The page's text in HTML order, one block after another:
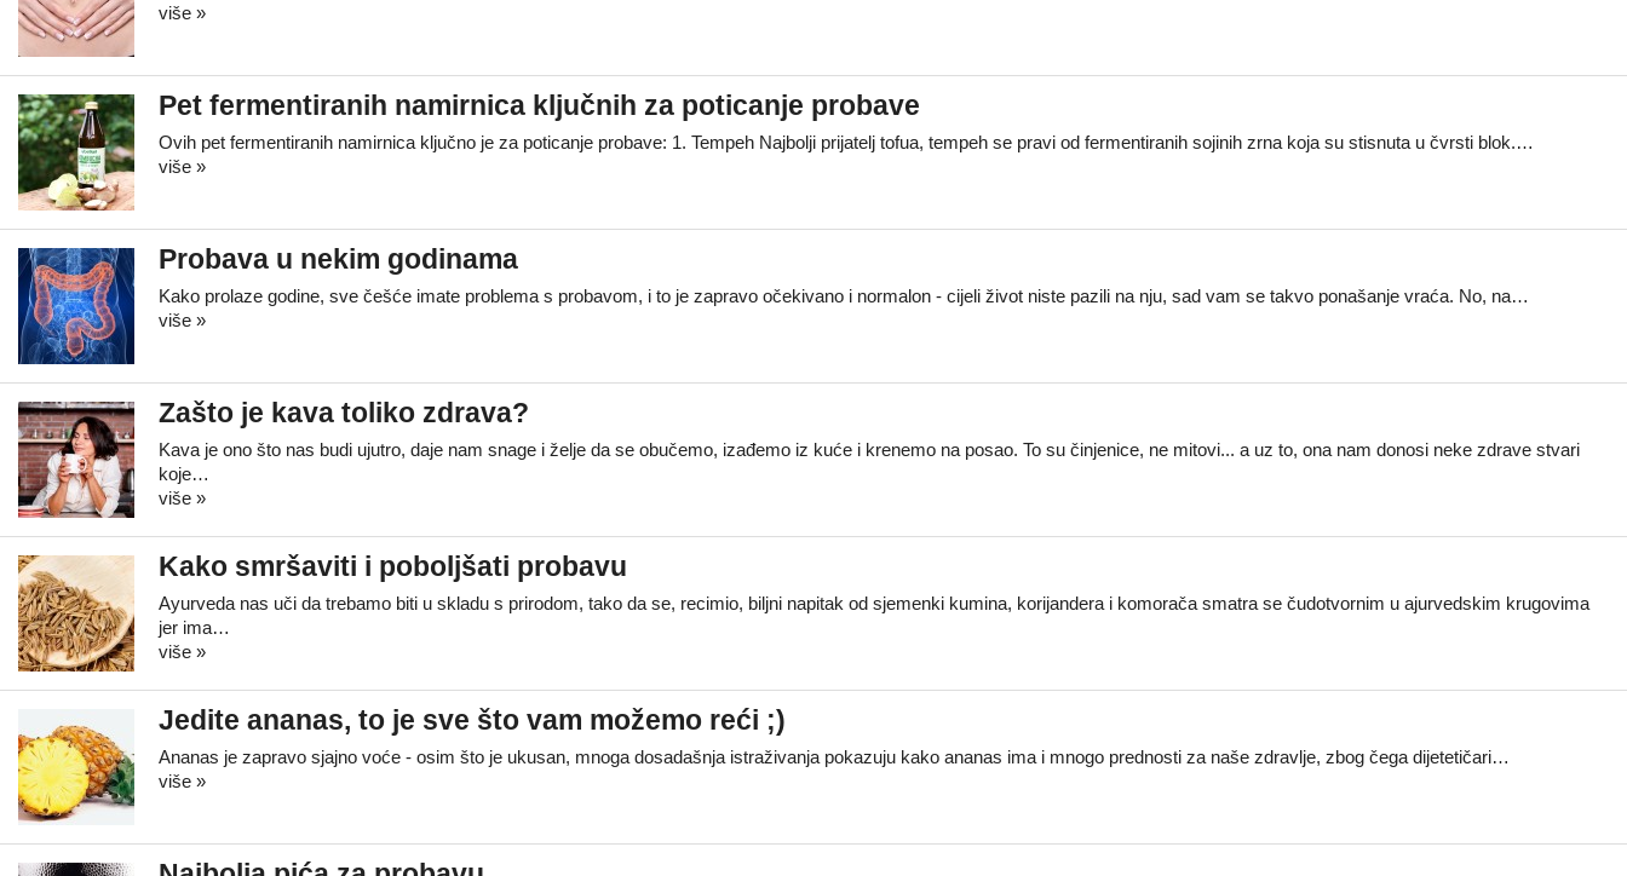
više »
Pet fermentiranih namirnica ključnih za poticanje probave
Ovih pet fermentiranih namirnica ključno je za poticanje probave: 1. Tempeh Najbolji prijatelj tofua, tempeh se pravi od fermentiranih sojinih zrna koja su stisnuta u čvrsti blok.…
više »
Probava u nekim godinama
Kako prolaze godine, sve češće imate problema s probavom, i to je zapravo očekivano i normalon - cijeli život niste pazili na nju, sad vam se takvo ponašanje vraća. No, na…
više »
Zašto je kava toliko zdrava?
Kava je ono što nas budi ujutro, daje nam snage i želje da se obučemo, izađemo iz kuće i krenemo na posao. To su činjenice, ne mitovi... a uz to, ona nam donosi neke zdrave stvari
koje…
više »
Kako smršaviti i poboljšati probavu
Ayurveda nas uči da trebamo biti u skladu s prirodom, tako da se, recimio, biljni napitak od sjemenki kumina, korijandera i komorača smatra se čudotvornim u ajurvedskim krugovima
jer ima…
više »
Jedite ananas, to je sve što vam možemo reći ;)
Ananas je zapravo sjajno voće - osim što je ukusan, mnoga dosadašnja istraživanja pokazuju kako ananas ima i mnogo prednosti za naše zdravlje, zbog čega dijetetičari…
više »